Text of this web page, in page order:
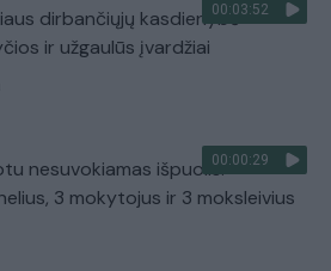
00:03:52
dirbančiųjų kasdienybė –
ir užgaulūs įvardžiai
00:00:29
nesuvokiamas išpuolis:
3 mokytojus ir 3 moksleivius